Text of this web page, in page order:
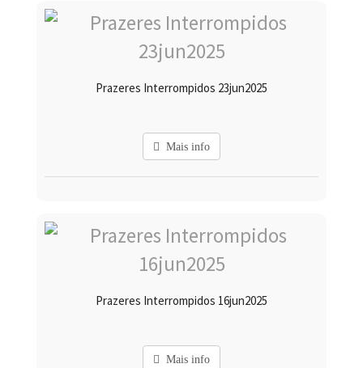
Prazeres Interrompidos 23jun2025
Mais info
Prazeres Interrompidos 16jun2025
Mais info